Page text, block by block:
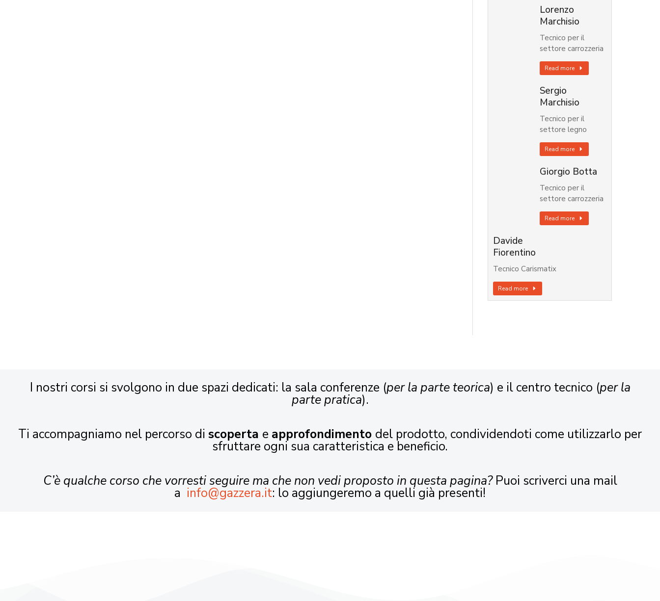
Lorenzo
Marchisio
Tecnico per il
settore carrozzeria
Read more
Sergio
Marchisio
Tecnico per il
settore legno
Read more
Giorgio Botta
Tecnico per il
settore carrozzeria
Read more
Davide
Fiorentino
Tecnico Carismatix
Read more
I nostri corsi si svolgono in due spazi dedicati: la sala conferenze (per la parte teorica) e il centro tecnico (per la
parte pratica).
Ti accompagniamo nel percorso di scoperta e approfondimento del prodotto, condividendoti come utilizzarlo per
sfruttare ogni sua caratteristica e beneficio.
C’è qualche corso che vorresti seguire ma che non vedi proposto in questa pagina?Puoi scriverci una mail
a info@gazzera.it: lo aggiungeremo a quelli già presenti!